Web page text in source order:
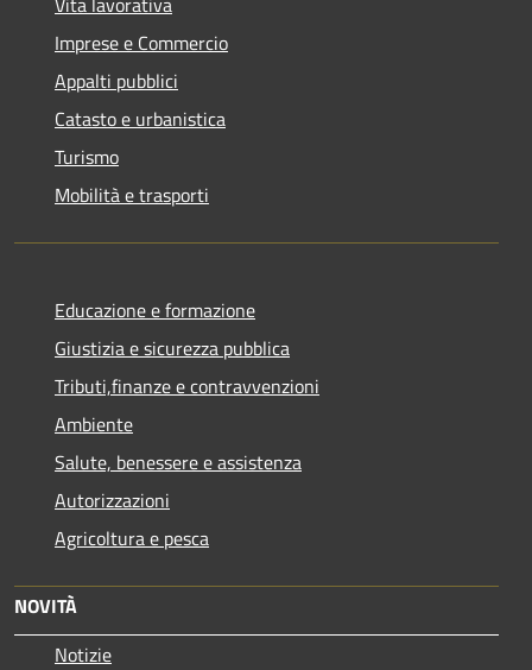
Imprese e Commercio
Appalti pubblici
Catasto e urbanistica
Turismo
Mobilità e trasporti
Educazione e formazione
Giustizia e sicurezza pubblica
Tributi,finanze e contravvenzioni
Ambiente
Salute, benessere e assistenza
Autorizzazioni
Agricoltura e pesca
NOVITÀ
Notizie